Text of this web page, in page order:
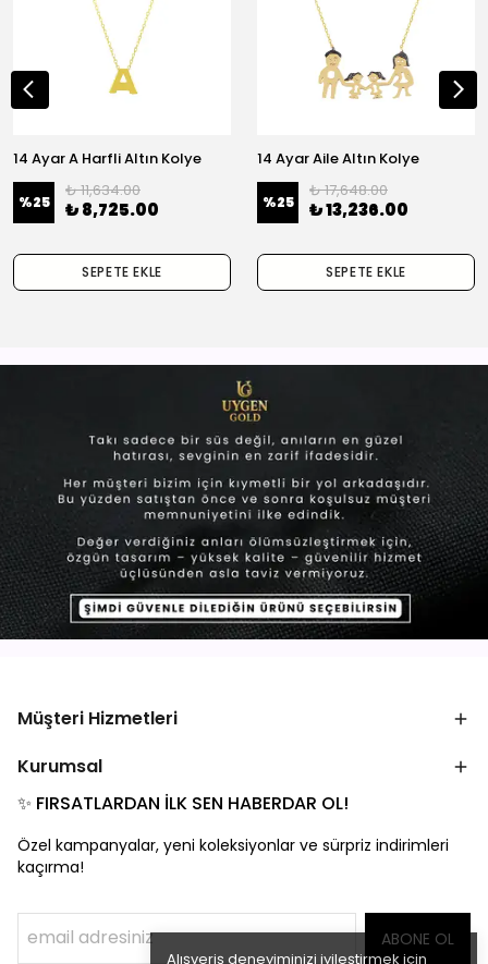
Alışveriş deneyiminizi iyileştirmek için
14 Ayar A Harfli Altın Kolye
%25
₺ 11,634.00
₺ 8,725.00
SEPETE EKLE
14 Ayar Aile Altın Kolye
%25
₺ 17,648.00
₺ 13,236.00
SEPETE EKLE
Müşteri Hizmetleri
Kurumsal
✨ FIRSATLARDAN İLK SEN HABERDAR OL!
Özel kampanyalar, yeni koleksiyonlar ve sürpriz indirimleri
kaçırma!
ABONE OL